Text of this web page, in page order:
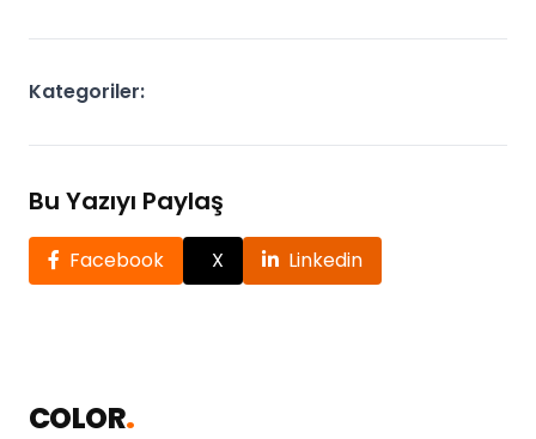
Kategoriler:
Bu Yazıyı Paylaş
Facebook X Linkedin
COLOR.